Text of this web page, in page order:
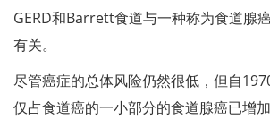
GERD和Barrett食道与一种称为食道腺
有关。
尽管癌症的总体风险仍然很低，但自
仅占食道癌的一小部分的食道腺癌已增